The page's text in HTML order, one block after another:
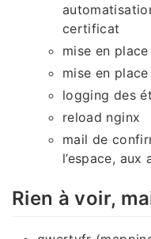
certificat
mise en
mise en
logging des
reload nginx
mail de
l’espace,
Rien à voir,